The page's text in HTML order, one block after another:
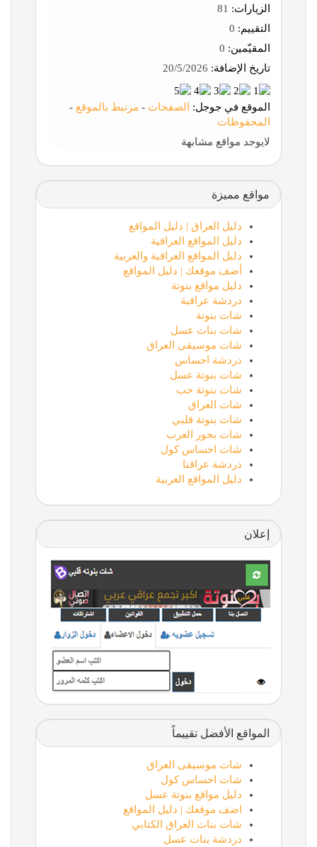
الزيارات:
التقييم:
المقيّمين:
تاريخ الإضافة:
الموقع في جوجل: الصفحات - مرتبط بالموقع -
المحفوظات
لايوجد مواقع مشابهة
مواقع مميزة
دليل العراق | دليل المواقع
دليل المواقع العراقية
دليل المواقع العراقية والعربية
أضف موقعك | دليل المواقع
دليل مواقع بنوتة
دردشة عراقية
شات بنوتة
شات بنات عسل
شات موسيقى العراق
دردشة احساس
شات بنوتة عسل
شات بنوتة حب
شات العراق
شات بنوتة قلبي
شات بحور العرب
شات احساس كول
دردشة عراقنا
دليل المواقع العربية
إعلان
المواقع الأفضل تقييماً
شات موسيقى العراق
شات احساس كول
دليل مواقع بنوتة عسل
اضف موقعك | دليل المواقع
شات بنات العراق الكتابي
دردشة بنات عسل